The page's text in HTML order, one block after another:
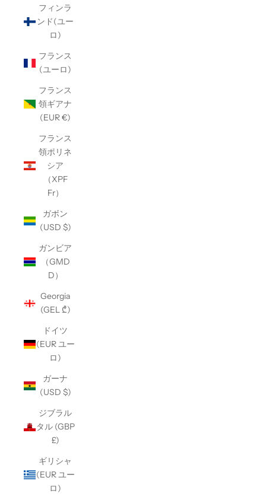
フィンラ
ンド(ユー
ロ)
フランス
(ユーロ)
フランス
領ギアナ
(EUR €)
フランス
領ポリネ
シア
（XPF
Fr）
ガボン
(USD $)
ガンビア
（GMD
D）
Georgia
(GEL ₾)
ドイツ
(EUR ユー
ロ)
ガーナ
(USD $)
ジブラル
タル (GBP
£)
ギリシャ
(EUR ユー
ロ)